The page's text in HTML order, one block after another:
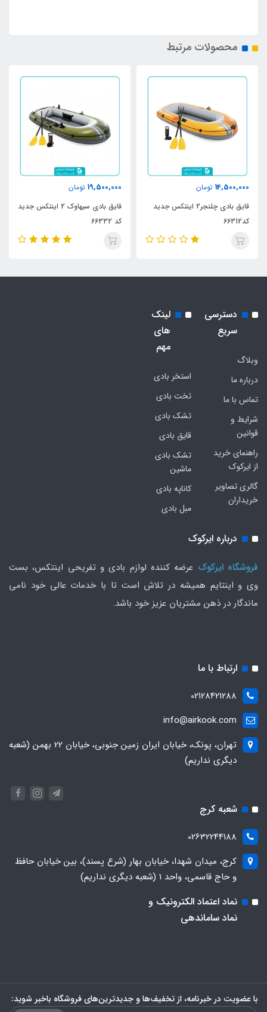
محصولات مرتبط
14,500,000 تومان
قایق بادی چلنجر2 اینتکس جدید
کد66312
19,500,000 تومان
قایق بادی سیهاوک 2 اینتکس جدید
کد 66332
دسترسی
سریع
وبلاگ
درباره ما
تماس با ما
شرایط و
قوانین
راهنمای خرید
از ایرکوک
گالری تصاویر
خریداران
لینک
های
مهم
استخر بادی
تخت بادی
تشک بادی
قایق بادی
تشک بادی
ماشین
کاناپه بادی
مبل بادی
درباره ایرکوک
فروشگاه ایرکوک عرضه کننده لوازم بادی و تفریحی اینتکس، بست
وی و اینتایم همیشه در تلاش است تا با خدمات عالی خود نامی
ماندگار در ذهن مشتریان عزیز خود باشد.
ارتباط با ما
02128421288
info@airkook.com
تهران، پونک، خیابان ایران زمین جنوبی، خیابان 22 بهمن (شعبه
دیگری نداریم)
شعبه کرج
02632244188
کرج، میدان شهدا، خیابان بهار (شرع پسند)، بین خیابان حافظ
و حاج قاسمی، واحد ۱ (شعبه دیگری نداریم)
نماد اعتماد الکترونیک و
نماد ساماندهی
با عضویت در خبرنامه، از تخفیف‌ها و جدیدترین‌های فروشگاه باخبر شوید: